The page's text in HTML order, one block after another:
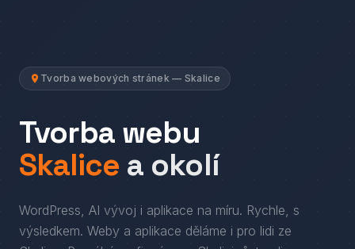
Tvorba webových stránek — Skalice
Tvorba webu
Skalice a okolí
WordPress, AI vývoj i aplikace na míru. Rychle, s
výsledkem. Weby a aplikace děláme i pro lidi ze